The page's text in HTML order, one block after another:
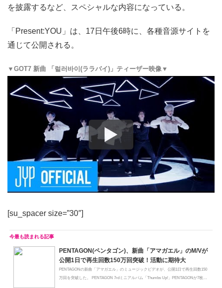
を披露するなど、スペシャルな内容になっている。
「Present:YOU」は、17日午後6時に、各種音源サイトを
通じて公開される。
▼GOT7 新曲 「럴러바이(ララバイ)」ティーザー映像▼
[su_spacer size=”30″]
PENTAGON(ペンタゴン)、新曲「アマガエル」のM/Vが
公開1日で再生回数150万回突破！活動に期待大
PENTAGONの新曲「アマガエル」のミュージックビデオが、公開1日で再生回数150
万回を突破した。 PENTAGON 7rdミニアルバム「Thumbs Up!」PENTAGONが7枚目